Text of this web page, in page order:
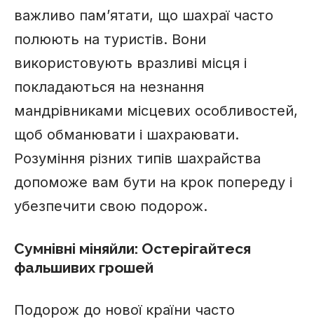
важливо пам’ятати, що шахраї часто
полюють на туристів. Вони
використовують вразливі місця і
покладаються на незнання
мандрівниками місцевих особливостей,
щоб обманювати і шахраювати.
Розуміння різних типів шахрайства
допоможе вам бути на крок попереду і
убезпечити свою подорож.
Сумнівні міняйли: Остерігайтеся
фальшивих грошей
Подорож до нової країни часто